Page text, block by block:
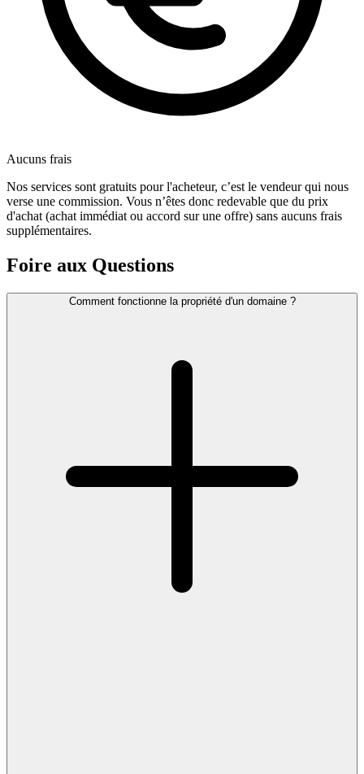
Aucuns frais
Nos services sont gratuits pour l'acheteur, c’est le vendeur qui nous
verse une commission. Vous n’êtes donc redevable que du prix
d'achat (achat immédiat ou accord sur une offre) sans aucuns frais
supplémentaires.
Foire aux Questions
Comment fonctionne la propriété d'un domaine ?